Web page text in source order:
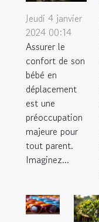
Jeudi 4 janvier
2024 00:14
Assurer le
confort de son
bébé en
déplacement
est une
préoccupation
majeure pour
tout parent.
Imaginez...